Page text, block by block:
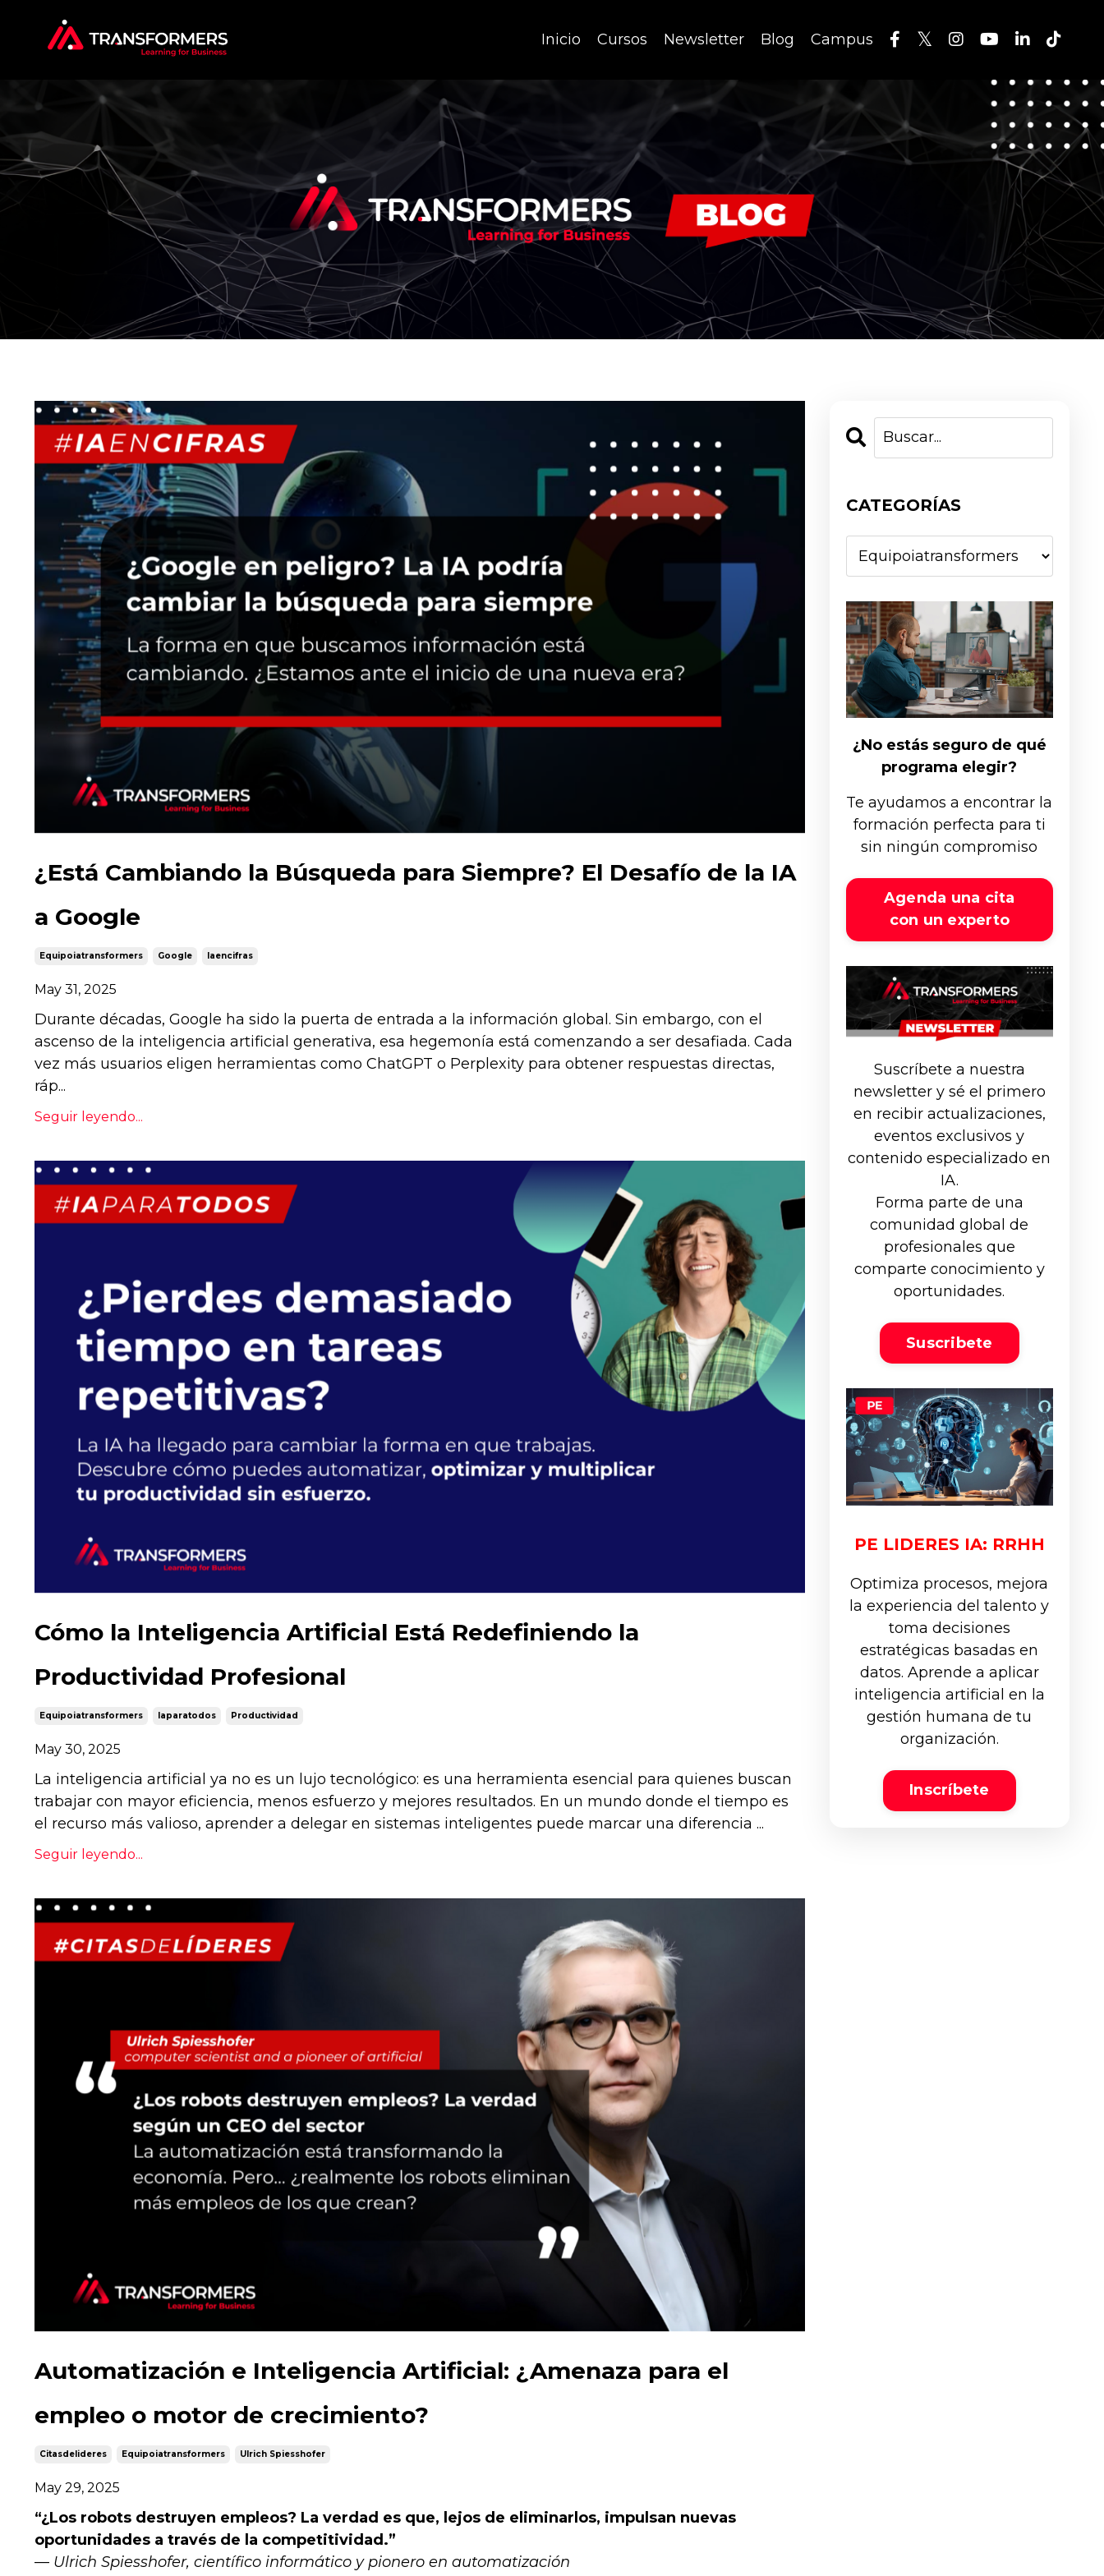
Inicio Cursos Newsletter Blog Campus
¿Está Cambiando la Búsqueda para Siempre? El Desafío de la IA
a Google
Equipoiatransformers Google Iaencifras
May 31, 2025
Durante décadas, Google ha sido la puerta de entrada a la información global. Sin embargo, con el
ascenso de la inteligencia artificial generativa, esa hegemonía está comenzando a ser desafiada. Cada
vez más usuarios eligen herramientas como ChatGPT o Perplexity para obtener respuestas directas,
ráp...
Seguir leyendo...
Cómo la Inteligencia Artificial Está Redefiniendo la
Productividad Profesional
Equipoiatransformers Iaparatodos Productividad
May 30, 2025
La inteligencia artificial ya no es un lujo tecnológico: es una herramienta esencial para quienes buscan
trabajar con mayor eficiencia, menos esfuerzo y mejores resultados. En un mundo donde el tiempo es
el recurso más valioso, aprender a delegar en sistemas inteligentes puede marcar una diferencia ...
Seguir leyendo...
Automatización e Inteligencia Artificial: ¿Amenaza para el
empleo o motor de crecimiento?
Citasdelideres Equipoiatransformers Ulrich Spiesshofer
May 29, 2025
“¿Los robots destruyen empleos? La verdad es que, lejos de eliminarlos, impulsan nuevas
oportunidades a través de la competitividad.”
— Ulrich Spiesshofer, científico informático y pionero en automatización
CATEGORÍAS
¿No estás seguro de qué
programa elegir?
Te ayudamos a encontrar la
formación perfecta para ti
sin ningún compromiso
Agenda una cita
con un experto
Suscríbete a nuestra
newsletter y sé el primero
en recibir actualizaciones,
eventos exclusivos y
contenido especializado en
IA.
Forma parte de una
comunidad global de
profesionales que
comparte conocimiento y
oportunidades.
Suscribete
PE LIDERES IA: RRHH
Optimiza procesos, mejora
la experiencia del talento y
toma decisiones
estratégicas basadas en
datos. Aprende a aplicar
inteligencia artificial en la
gestión humana de tu
organización.
Inscríbete